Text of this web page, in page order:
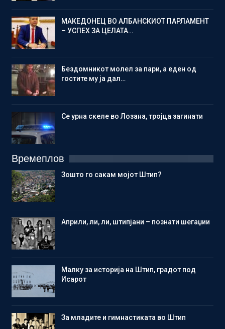
МАКЕДОНЕЦ ВО АЛБАНСКИОТ ПАРЛАМЕНТ
– УСПЕХ ЗА ЦЕЛАТА…
Бездомникот молел за пари, а еден од
гостите му ја дал…
Се урна скеле во Лозана, тројца загинати
Времеплов
Зошто го сакам мојот Штип?
Aприли, ли, ли, штипјани – познати шегаџии
Малку за историја на Штип, градот под
Исарот
Зa младите и гимнастиката во Штип